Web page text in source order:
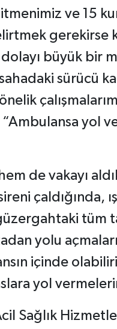
ve 15
gerekirse
büyük bir
sürücü
yol
de vakayı
çaldığında,
tüm
yolu
içinde
yol
Sağlık